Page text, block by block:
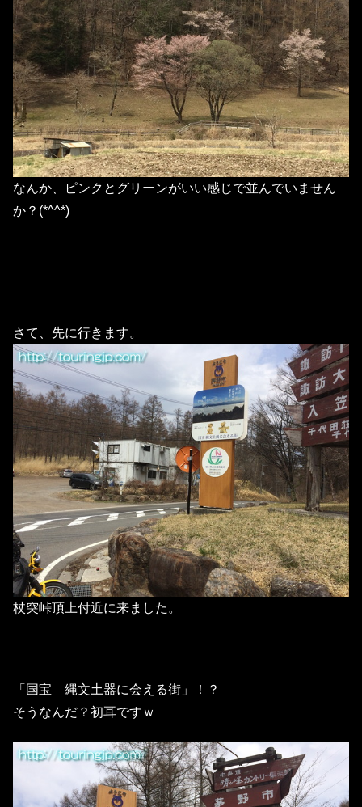
なんか、ピンクとグリーンがいい感じで並んでいません
か？(*^^*)
さて、先に行きます。
杖突峠頂上付近に来ました。
「国宝 縄文土器に会える街」！？
そうなんだ？初耳ですｗ